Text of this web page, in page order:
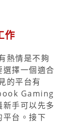
作
熱情是不夠
擇一個適合
的平台有
Gaming
手可以先多
平台。接下